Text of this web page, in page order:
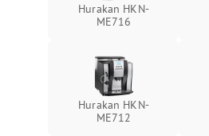
Hurakan HKN-
ME716
Hurakan HKN-
ME712